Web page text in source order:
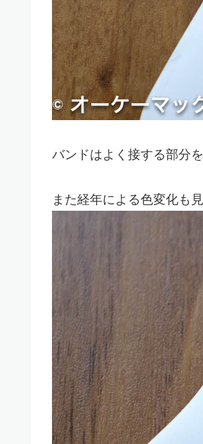
バンドはよく接する部分
また経年による色変化も見